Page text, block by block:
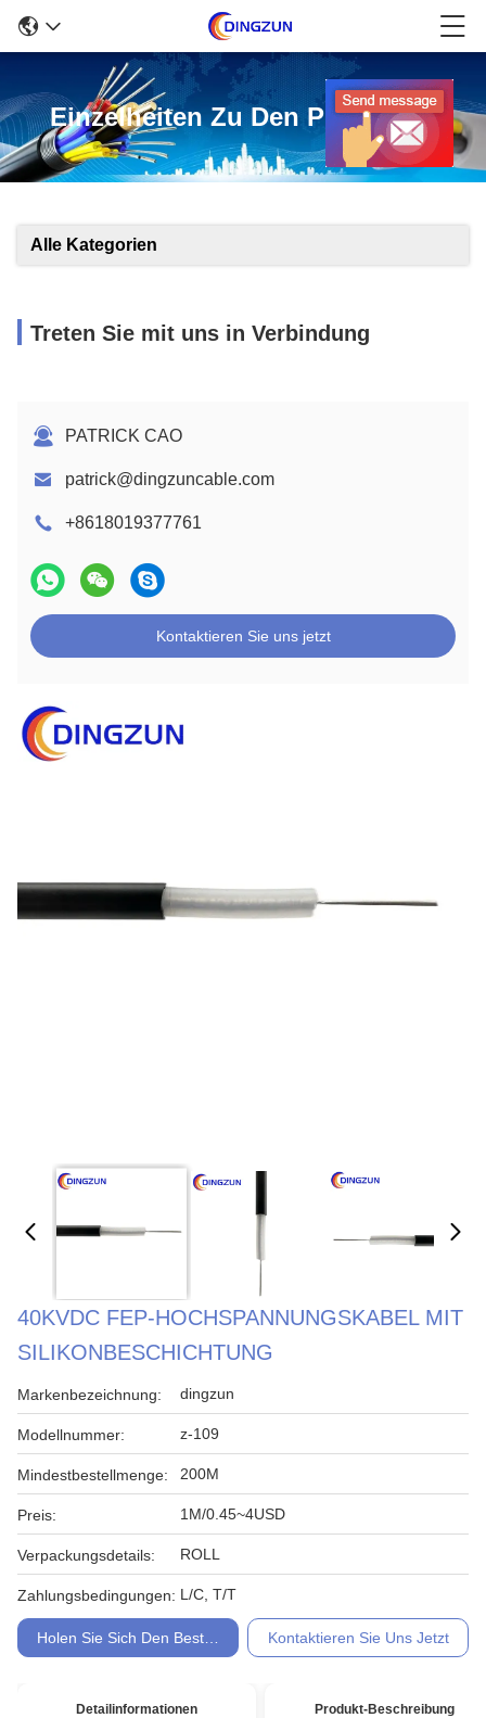
Einzelheiten Zu Den Produkten
Alle Kategorien
Treten Sie mit uns in Verbindung
PATRICK CAO
patrick@dingzuncable.com
+8618019377761
Kontaktieren Sie uns jetzt
40KVDC FEP-HOCHSPANNUNGSKABEL MIT
SILIKONBESCHICHTUNG
Markenbezeichnung: dingzun
Modellnummer: z-109
Mindestbestellmenge: 200M
Preis: 1M/0.45~4USD
Verpackungsdetails: ROLL
Zahlungsbedingungen: L/C, T/T
Holen Sie Sich Den Besten Preis Kontaktieren Sie Uns Jetzt
Detailinformationen Produkt-Beschreibung